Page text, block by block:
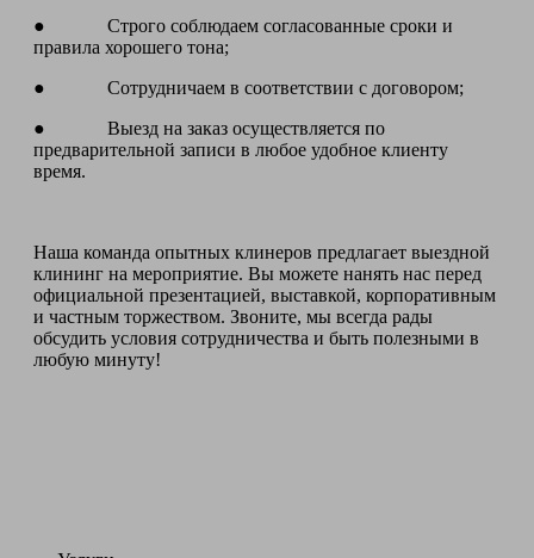
● Строго соблюдаем согласованные сроки и
правила хорошего тона;
● Сотрудничаем в соответствии с договором;
● Выезд на заказ осуществляется по
предварительной записи в любое удобное клиенту
время.
Наша команда опытных клинеров предлагает выездной
клининг на мероприятие. Вы можете нанять нас перед
официальной презентацией, выставкой, корпоративным
и частным торжеством. Звоните, мы всегда рады
обсудить условия сотрудничества и быть полезными в
любую минуту!